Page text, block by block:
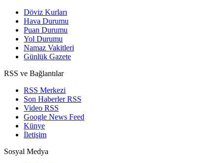
Döviz Kurları
Hava Durumu
Puan Durumu
Yol Durumu
Namaz Vakitleri
Günlük Gazete
RSS ve Bağlantılar
RSS Merkezi
Son Haberler RSS
Video RSS
Google News Feed
Künye
İletişim
Sosyal Medya